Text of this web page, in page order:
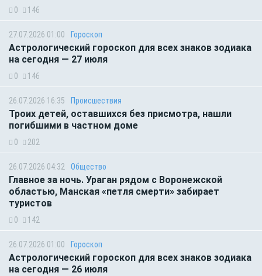
0 146
27.07.2026 01:00 Гороскоп
Астрологический гороскоп для всех знаков зодиака
на сегодня — 27 июля
0 146
26.07.2026 16:35 Происшествия
Троих детей, оставшихся без присмотра, нашли
погибшими в частном доме
0 202
26.07.2026 04:32 Общество
Главное за ночь. Ураган рядом с Воронежской
областью, Манская «петля смерти» забирает
туристов
0 142
26.07.2026 01:00 Гороскоп
Астрологический гороскоп для всех знаков зодиака
на сегодня — 26 июля